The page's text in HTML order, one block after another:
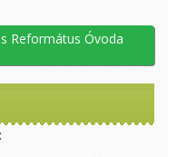
Református Óvoda